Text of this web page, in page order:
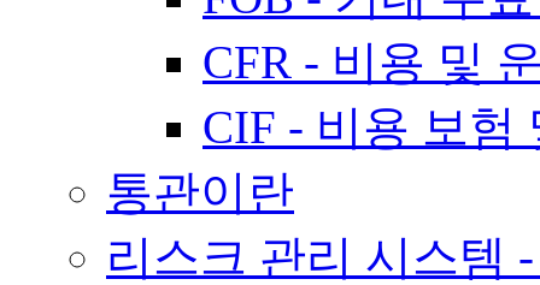
CFR - 비용 및
CIF - 비용 보험
통관이란
리스크 관리 시스템